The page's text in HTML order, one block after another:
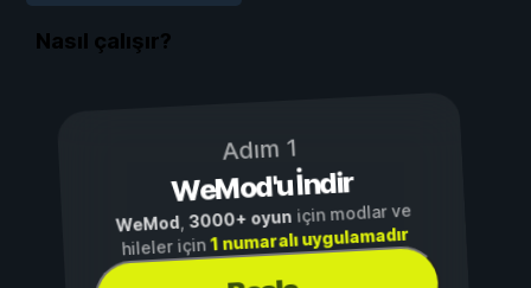
Nasıl çalışır?
Adım 1
WeMod'u İndir
WeMod,3000+ oyuniçin modlar ve
hileler için1 numaralı uygulamadır